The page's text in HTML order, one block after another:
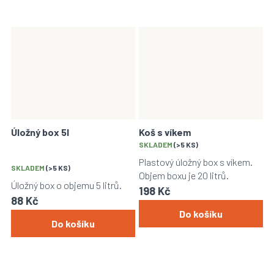
Úložný box 5l
SKLADEM (>5 KS)
88 Kč
Do košíku
Úložný box o objemu 5 litrů.
Koš s víkem
Průměrné
hodnocení
produktu
je
4,0
z
hvězdiček.
SKLADEM (>5 KS)
198 Kč
Do košíku
Plastový úložný box s víkem.
Objem boxu je 20 litrů.